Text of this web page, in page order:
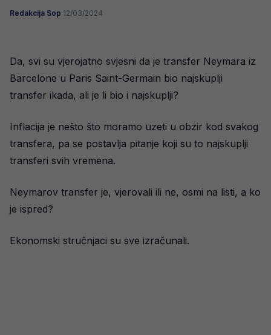
Redakcija Sop·12/03/2024
Da, svi su vjerojatno svjesni da je transfer Neymara iz
Barcelone u Paris Saint-Germain bio najskuplji
transfer ikada, ali je li bio i najskuplji?
Inflacija je nešto što moramo uzeti u obzir kod svakog
transfera, pa se postavlja pitanje koji su to najskuplji
transferi svih vremena.
Neymarov transfer je, vjerovali ili ne, osmi na listi, a ko
je ispred?
Ekonomski stručnjaci su sve izračunali.